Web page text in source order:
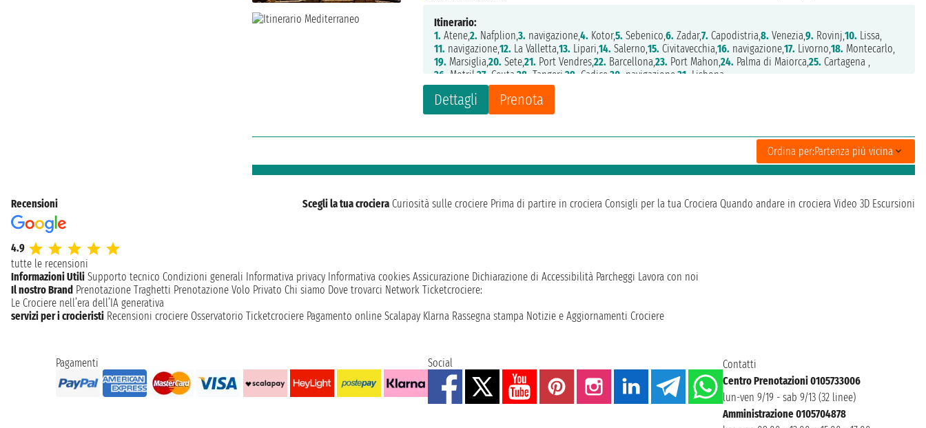
Dettagli Prenota
Itinerario:
1. Atene,2. Nafplion,3. navigazione,4. Kotor,5. Sebenico,6. Zadar,7. Capodistria,8. Venezia,9. Rovinj,10. Lissa,
11. navigazione,12. La Valletta,13. Lipari,14. Salerno,15. Civitavecchia,16. navigazione,17. Livorno,18. Montecarlo,
19. Marsiglia,20. Sete,21. Port Vendres,22. Barcellona,23. Port Mahon,24. Palma di Maiorca,25. Cartagena ,
26. Motril,27. Ceuta,28. Tangeri,29. Cadice,30. navigazione,31. Lisbona
Ordina per:Partenza più vicina
Recensioni
4.9
tutte le recensioni
Scegli la tua crociera Curiosità sulle crociere Prima di partire in crociera Consigli per la tua Crociera Quando andare in crociera Video 3D Escursioni
Informazioni Utili Supporto tecnico Condizioni generali Informativa privacy Informativa cookies Assicurazione Dichiarazione di Accessibilità Parcheggi Lavora con noi
Il nostro Brand Prenotazione Traghetti Prenotazione Volo Privato Chi siamo Dove trovarci Network Ticketcrociere:
Le Crociere nell’era dell’IA generativa
servizi per i crocieristi Recensioni crociere Osservatorio Ticketcrociere Pagamento online Scalapay Klarna Rassegna stampa Notizie e Aggiornamenti Crociere
Pagamenti Social
Contatti
Centro Prenotazioni 0105733006
lun-ven 9/19 - sab 9/13 (32 linee)
Amministrazione 0105704878